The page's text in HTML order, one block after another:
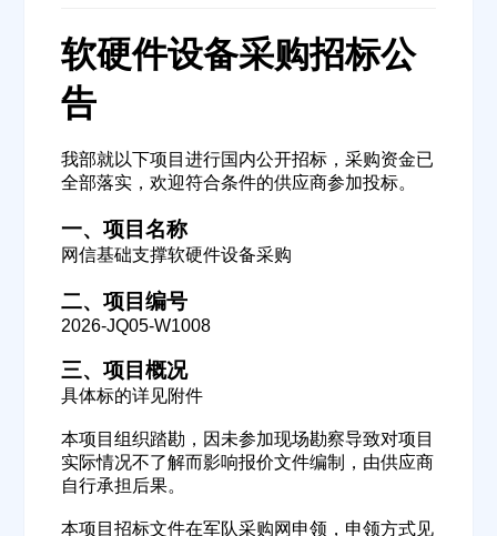
软硬件设备采购招标公
告
我部就以下项目进行国内公开招标，采购资金已
全部落实，欢迎符合条件的供应商参加投标。
一、项目名称
网信基础支撑软硬件设备采购
二、项目编号
2026-JQ05-W1008
三、项目概况
具体标的详见附件
本项目组织踏勘，因未参加现场勘察导致对项目
实际情况不了解而影响报价文件编制，由供应商
自行承担后果。
本项目招标文件在军队采购网申领，申领方式见